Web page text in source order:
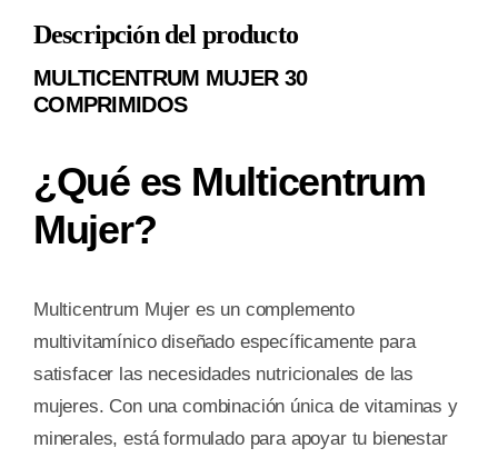
cantidad
Descripción del producto
MULTICENTRUM MUJER 30
COMPRIMIDOS
¿Qué es Multicentrum
Mujer?
Multicentrum Mujer es un complemento
multivitamínico diseñado específicamente para
satisfacer las necesidades nutricionales de las
mujeres. Con una combinación única de vitaminas y
minerales, está formulado para apoyar tu bienestar